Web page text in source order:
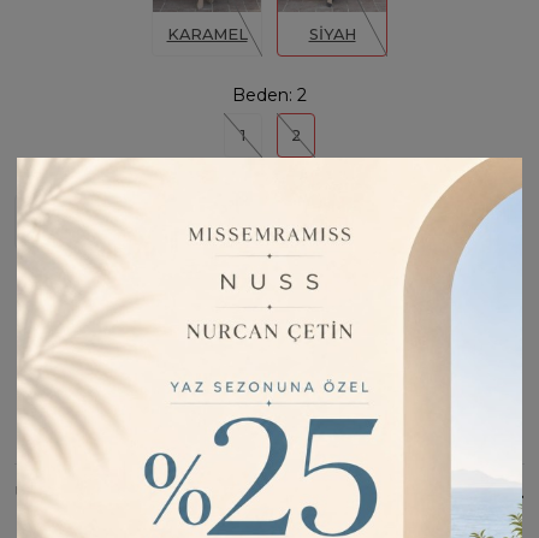
KARAMEL SİYAH
Beden: 2
1 2
Stoğa Girince Haber Ver
Fiyatı Düşünce Haber Ver
RE22784
İade Bilgisi:
Değişim Kabul Edilir
Bu Ürünü Paylaş
ÜRÜN BILGISI